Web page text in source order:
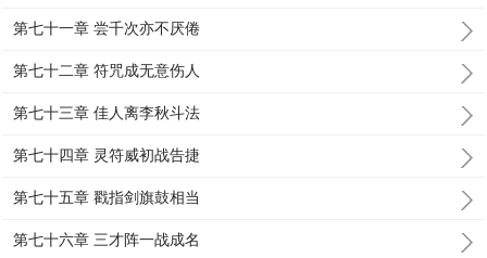
第七十一章 尝千次亦不厌倦
第七十二章 符咒成无意伤人
第七十三章 佳人离李秋斗法
第七十四章 灵符威初战告捷
第七十五章 戳指剑旗鼓相当
第七十六章 三才阵一战成名